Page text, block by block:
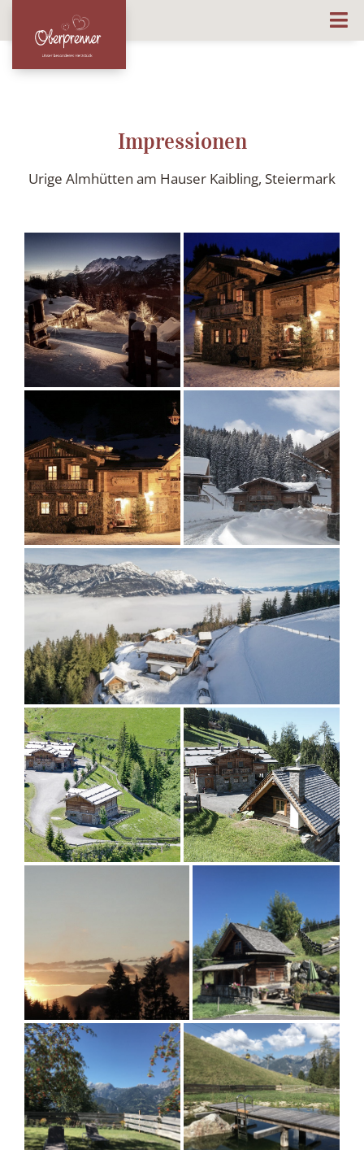
Impressionen
Urige Almhütten am Hauser Kaibling, Steiermark